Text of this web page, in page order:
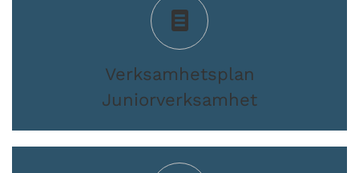
Verksamhetsplan
Juniorverksamhet